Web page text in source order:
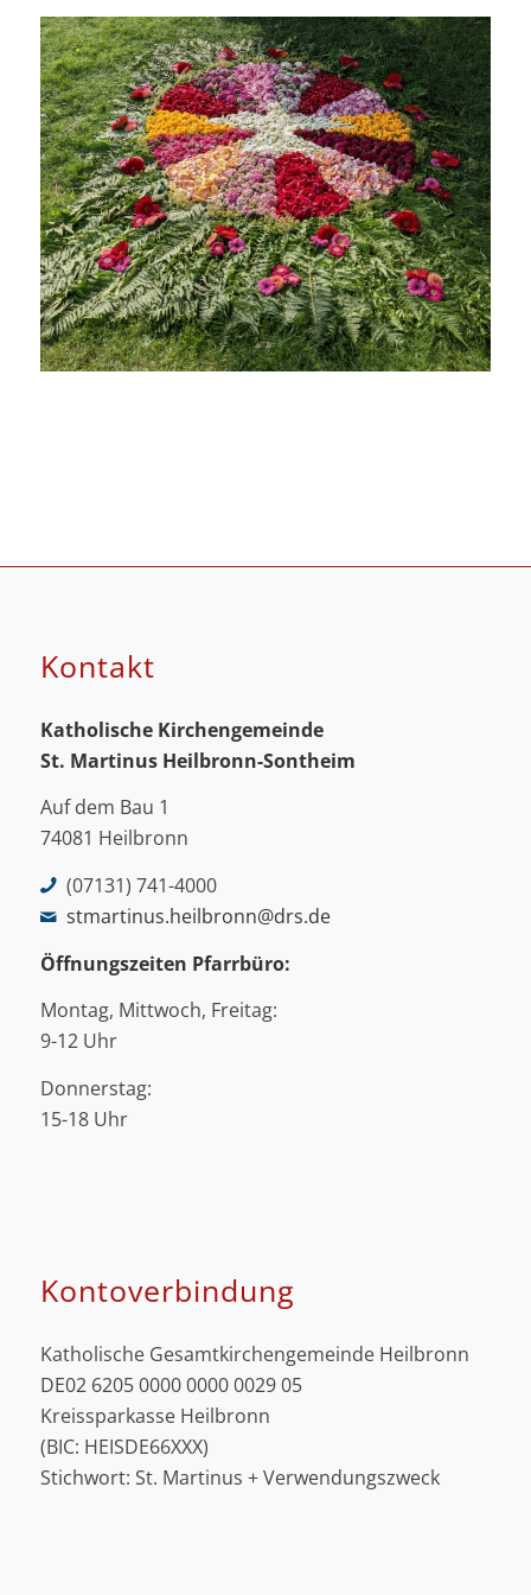
Kontakt
Katholische Kirchengemeinde
St. Martinus Heilbronn-Sontheim
Auf dem Bau 1
74081 Heilbronn
(07131) 741-4000
stmartinus.heilbronn@drs.de
Öffnungszeiten Pfarrbüro:
Montag, Mittwoch, Freitag:
9-12 Uhr
Donnerstag:
15-18 Uhr
Kontoverbindung
Katholische Gesamtkirchengemeinde Heilbronn
DE02 6205 0000 0000 0029 05
Kreissparkasse Heilbronn
(BIC: HEISDE66XXX)
Stichwort: St. Martinus + Verwendungszweck